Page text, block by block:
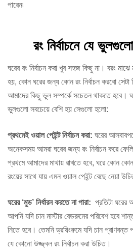
পারেন৷
রং নির্বাচনে যে
ঘরের রং নির্বাচন করা খুব সহজ কিছু না। বরং
হয়, কোন ঘরের জন্য কোন রং নির্বাচন করবো সেটা
আমাদের কিছু ভুল সম্পর্কে সচেতন থাকতে হবে।
ভুলগুলো সবচেয়ে বেশি হয় সেগুলো হলো:
প্রথমেই ওয়াল পেইন্ট নির্বাচন করা: ঘরের
অনেকসময় আমরা ঘরের জন্য রং নির্বাচন করে
প্রথমে আমাদের মাথায় রাখতে হবে, ঘরে কোন
রংয়ের সাথে যায় এমন ওয়াল পেইন্ট বেছে নেয়া
ঘরের ‘মুড’ নির্ধারন করতে না পারা: প্রতিটা
আপনি যদি চান মাস্টার বেডরুমের পরিবেশ হবে
নিতে হবে। তেমনি ড্রয়িংরুমে যদি চান
যে কোনো উজ্জ্বল রং নির্বাচন করা উচিত।